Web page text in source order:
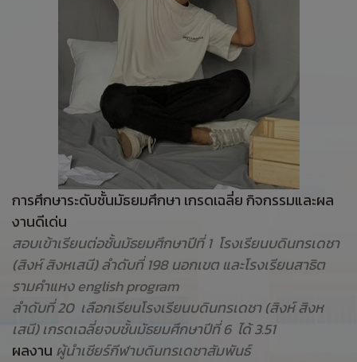
การศึกษาระดับชั้นมัธยมศึกษา เกรดเฉลี่ย กิจกรรมและผล
งานดีเด่น
สอบเข้าเรียนต่อชั้นมัธยมศึกษาปีที่ 1 โรงเรียนบดินทรเดชา
(สิงห์ สิงหเสนี) ลำดับที่ 198 นอกเขต และโรงเรียนสาธิต
รามคำแหง english program
ลำดับที่ 20 เลือกเรียนโรงเรียนบดินทรเดชา (สิงห์ สิงห
เสนี) เกรดเฉลี่ยจบชั้นมัธยมศึกษาปีที่ 6 ได้ 3.51
ผลงาน ผู้นำเชียร์กีฬาบดินทรเดชาสัมพันธ์